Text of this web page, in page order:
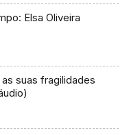
Elsa Oliveira
suas fragilidades